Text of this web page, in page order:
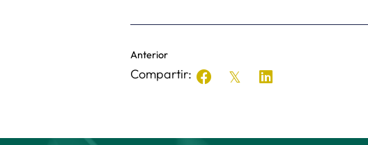
Anterior
Compartir: